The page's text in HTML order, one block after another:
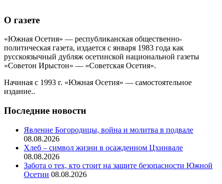
О газете
«Южная Осетия» — республиканская общественно-
политическая газета, издается с января 1983 года как
русскоязычный дубляж осетинской национальной газеты
«Советон Ирыстон» — «Советская Осетия».
Начиная с 1993 г. «Южная Осетия» — самостоятельное
издание..
Последние новости
Явление Богородицы, война и молитва в подвале
08.08.2026
Хлеб – символ жизни в осажденном Цхинвале
08.08.2026
Забота о тех, кто стоит на защите безопасности Южной
Осетии 08.08.2026